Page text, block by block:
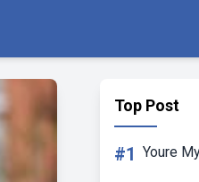
Top Post
#1 Youre